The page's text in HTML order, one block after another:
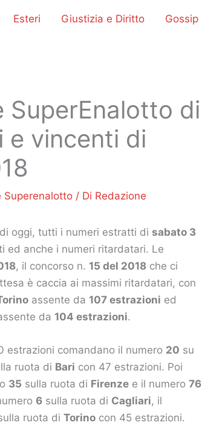
Esteri Giustizia e Diritto Gossip
SuperEnalotto di
e vincenti di
Superenalotto / Di Redazione
di oggi, tutti i numeri estratti di sabato 3
ed anche i numeri ritardatari. Le
, il concorso n. 15 del 2018 che ci
è caccia ai massimi ritardatari, con
assente da 107 estrazioni ed
da 104 estrazioni.
estrazioni comandano il numero 20 su
ruota di Bari con 47 estrazioni. Poi
35 sulla ruota di Firenze e il numero 76
6 sulla ruota di Cagliari, il
ruota di Torino con 45 estrazioni.